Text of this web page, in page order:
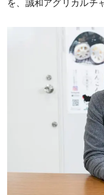
を、誠和アグリカルチ